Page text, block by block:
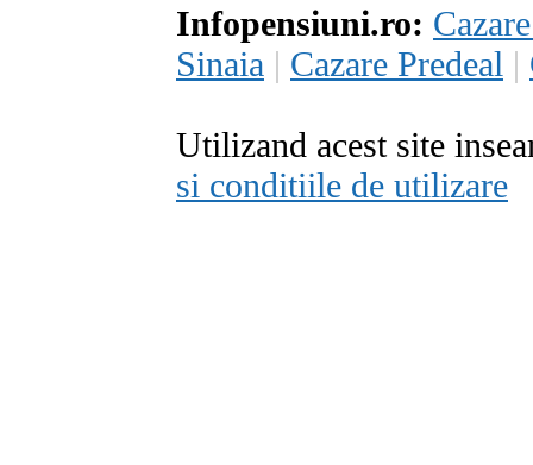
Infopensiuni.ro:
Sinaia | Cazare Predeal |
Utilizand acest site
si conditiile de utilizare